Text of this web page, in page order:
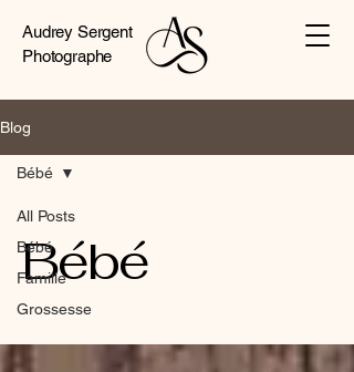
Audrey Sergent
Photographe
Blog
All Posts
Bébé
Famille
Grossesse
Bébé
Bébé